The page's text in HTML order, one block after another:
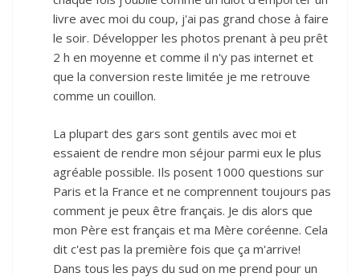
livre avec moi du coup, j'ai pas grand chose à faire
le soir. Développer les photos prenant à peu prêt
2 h en moyenne et comme il n'y pas internet et
que la conversion reste limitée je me retrouve
comme un couillon.
La plupart des gars sont gentils avec moi et
essaient de rendre mon séjour parmi eux le plus
agréable possible. Ils posent 1000 questions sur
Paris et la France et ne comprennent toujours pas
comment je peux être français. Je dis alors que
mon Père est français et ma Mère coréenne. Cela
dit c'est pas la première fois que ça m'arrive!
Dans tous les pays du sud on me prend pour un